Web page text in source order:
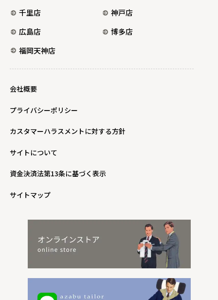
千里店
神戸店
広島店
博多店
福岡天神店
会社概要
プライバシーポリシー
カスタマーハラスメントに対する方針
サイトについて
資金決済法第13条に基づく表示
サイトマップ